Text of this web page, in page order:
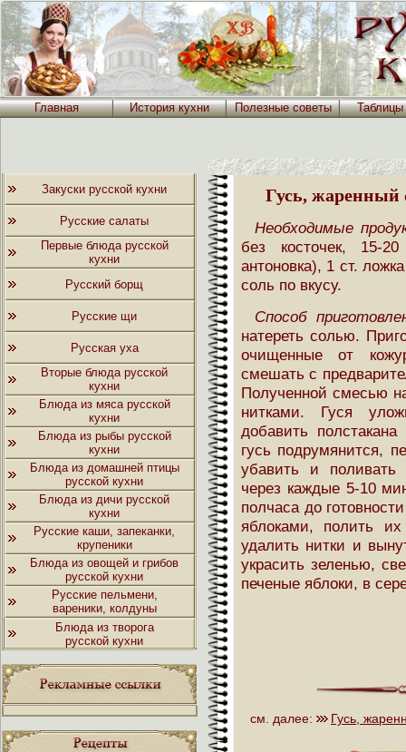
Главная История кухни Полезные советы
Закуски русской кухни
Русские салаты
Первые блюда русской
кухни
Русский борщ
Русские щи
Русская уха
Вторые блюда русской
кухни
Блюда из мяса русской
кухни
Блюда из рыбы русской
кухни
Блюда из домашней птицы
русской кухни
Блюда из дичи русской
кухни
Русские каши, запеканки,
крупеники
Блюда из овощей и грибов
русской кухни
Русские пельмени,
вареники, колдуны
Блюда из творога
русской кухни
Гусь, жаренный
Необходимые
без косточек, 15-
антоновка), 1 ст.
соль по вкусу.
Способ
натереть солью.
очищенные от
смешать с
Полученной смесью
нитками. Гуся
добавить
гусь подрумянится,
убавить и
через каждые 5-10
полчаса до
яблоками, полить
удалить нитки и
украсить зеленью,
печеные яблоки, в
см. далее: Гусь,